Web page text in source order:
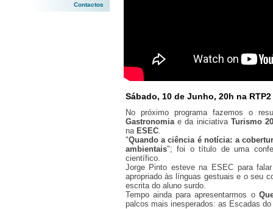
Contactos
Sábado, 10 de Junho, 20h na
No próximo programa fazemos o
Gastronomiae da iniciativa Turismo
na ESEC.
"Quando a ciência é notícia: a
ambientais"; foi o título de uma
científico.
Jorge Pinto esteve na ESEC para
apropriado às línguas gestuais e o seu
escrita do aluno surdo.
Tempo ainda para apresentarmos o
palcos mais inesperados: as Escadas